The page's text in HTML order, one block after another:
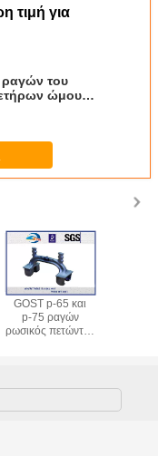
τιμή για
του
ώμου
GOST р-65 και
р-75 ραγών
ρωσικός πετώντας